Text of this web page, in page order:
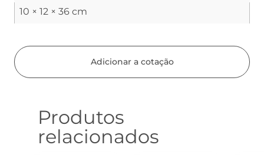
10 × 12 × 36 cm
Adicionar a cotação
Produtos
relacionados